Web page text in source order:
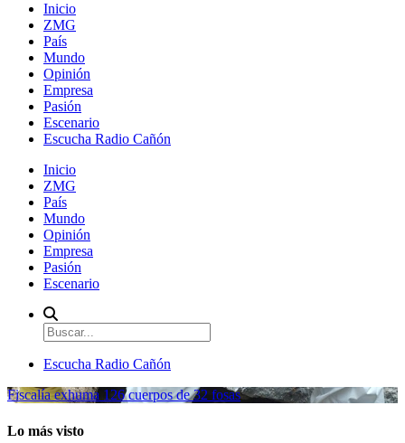
Inicio
ZMG
País
Mundo
Opinión
Empresa
Pasión
Escenario
Escucha Radio Cañón
Inicio
ZMG
País
Mundo
Opinión
Empresa
Pasión
Escenario
Escucha Radio Cañón
Fiscalía exhuma 126 cuerpos de 32 fosas
Lo más visto